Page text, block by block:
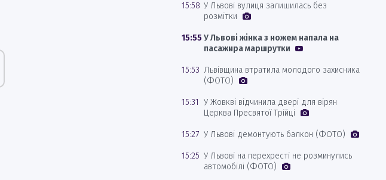
15:58 У Львові вулиця залишилась без
розмітки
15:55 У Львові жінка з ножем напала на
пасажира маршрутки
15:53 Львівщина втратила молодого захисника
(ФОТО)
15:31 У Жовкві відчинила двері для вірян
Церква Пресвятої Трійці
15:27 У Львові демонтують балкон (ФОТО)
15:25 У Львові на перехресті не розминулись
автомобілі (ФОТО)